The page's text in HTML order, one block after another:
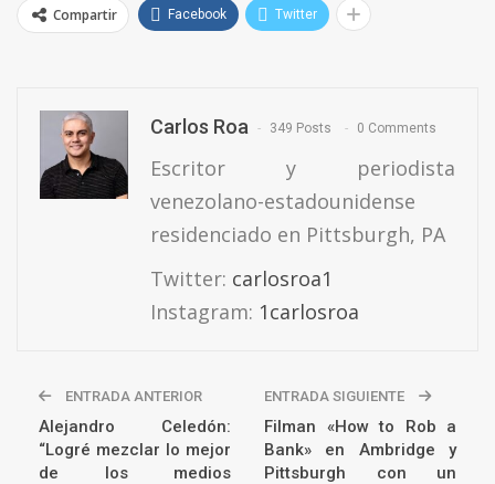
Compartir Facebook Twitter
Carlos Roa 349 Posts 0 Comments
Escritor y periodista
venezolano-estadounidense
residenciado en Pittsburgh, PA
Twitter: carlosroa1
Instagram: 1carlosroa
ENTRADA ANTERIOR
Alejandro Celedón:
“Logré mezclar lo mejor
de los medios
ENTRADA SIGUIENTE
Filman «How to Rob a
Bank» en Ambridge y
Pittsburgh con un